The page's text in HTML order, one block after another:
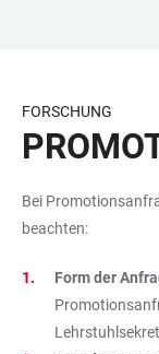
FORSCHUNG
Bei
beachten:
Form der